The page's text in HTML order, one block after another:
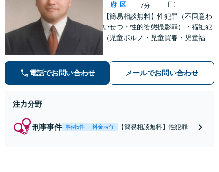
府 区
7分
日）
【簡易相談無料】性犯罪（不同意わ
いせつ・性的姿態撮影罪）・福祉犯
（児童ポルノ・児童買春・児童福祉
等）に非常に詳しい弁護士です
電話でお問い合わせ メールでお問い合わせ
注力分野
刑事事件 事例5件 料金表有
【簡易相談無料】性犯罪